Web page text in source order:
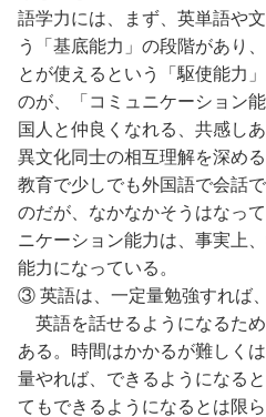
語学力には、まず、英単語や
う「基底能力」の段階があり
とが使えるという「駆使能力
のが、「コミュニケーション
国人と仲良くなれる、共感し
異文化同士の相互理解を深め
教育で少しでも外国語で会話
のだが、なかなかそうはなっ
ニケーション能力は、事実上
能力になっている。
③ 英語は、一定量勉強すれば
英語を話せるようになるた
ある。時間はかかるが難しく
量やれば、できるようになる
てもできるようになるとは限